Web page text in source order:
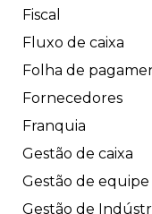
Fiscal
Fluxo de caixa
Folha de
Fornecedores
Franquia
Gestão de caixa
Gestão de equipe
Gestão de